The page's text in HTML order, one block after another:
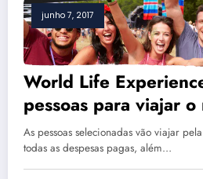
junho 7, 2017
World Life
pessoas para viajar o
despesas pagas e
mil
As pessoas selecionadas vão viajar
todas as despesas pagas, além…